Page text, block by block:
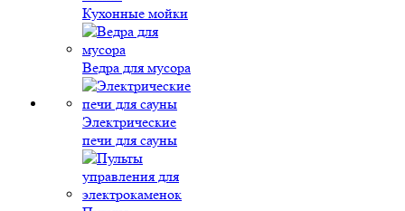
Кухонные мойки
Ведра для мусора
Электрические
печи для сауны